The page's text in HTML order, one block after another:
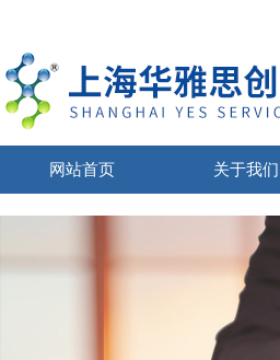
网站首页 关于我们